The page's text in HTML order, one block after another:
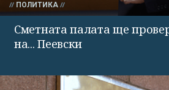
ПОЛИТИКА
Сметната палата ще
на... Пеевски